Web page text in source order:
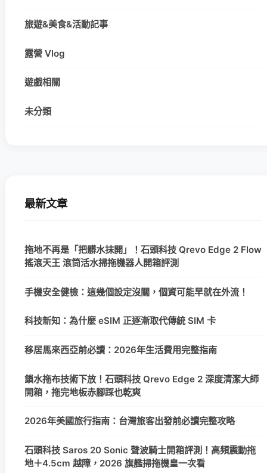
旅遊&美食&活動記事
露營 Vlog
遊戲相關
未分類
最新文章
拖地不再是「把髒水抹開」！石頭科技 Qrevo Edge 2 Flow
搖滾天王 滾筒活水掃拖機器人開箱評測
手機安全健檢：這幾個設定沒關，個資可能早就在外流！
科技新知：為什麼 eSIM 正逐漸取代傳統 SIM 卡
移居馬來西亞前必讀：2026年生活費用完整指南
鎖水拖布技術下放！石頭科技 Qrevo Edge 2 深度清潔大師
開箱，拖完地板赤腳踩也乾爽
2026年美國旅行指南：台灣旅客出發前必讀完整攻略
石頭科技 Saros 20 Sonic 聲波騎士開箱評測！高頻震動拖
地＋4.5cm 越障，2026 旗艦掃拖機皇一次看